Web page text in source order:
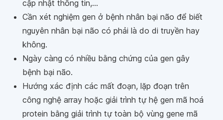
cập nhật thông tin,...
Cần xét nghiệm gen ở bệnh nhân bại não để biết
nguyên nhân bại não có phải là do di truyền hay
không.
Ngày càng có nhiều bằng chứng của gen gây
bệnh bại não.
Hướng xác định các mất đoạn, lặp đoạn trên
công nghệ array hoặc giải trình tự hệ gen mã hoá
protein bằng giải trình tự toàn bộ vùng gene mã